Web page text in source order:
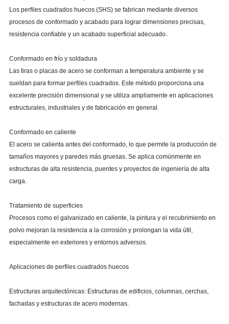
Los perfiles cuadrados huecos (SHS) se fabrican mediante diversos
procesos de conformado y acabado para lograr dimensiones precisas,
resistencia confiable y un acabado superficial adecuado.
Conformado en frío y soldadura
Las tiras o placas de acero se conforman a temperatura ambiente y se
sueldan para formar perfiles cuadrados. Este método proporciona una
excelente precisión dimensional y se utiliza ampliamente en aplicaciones
estructurales, industriales y de fabricación en general.
Conformado en caliente
El acero se calienta antes del conformado, lo que permite la producción de
tamaños mayores y paredes más gruesas. Se aplica comúnmente en
estructuras de alta resistencia, puentes y proyectos de ingeniería de alta
carga.
Tratamiento de superficies
Procesos como el galvanizado en caliente, la pintura y el recubrimiento en
polvo mejoran la resistencia a la corrosión y prolongan la vida útil,
especialmente en exteriores y entornos adversos.
Aplicaciones de perfiles cuadrados huecos
Estructuras arquitectónicas: Estructuras de edificios, columnas, cerchas,
fachadas y estructuras de acero modernas.